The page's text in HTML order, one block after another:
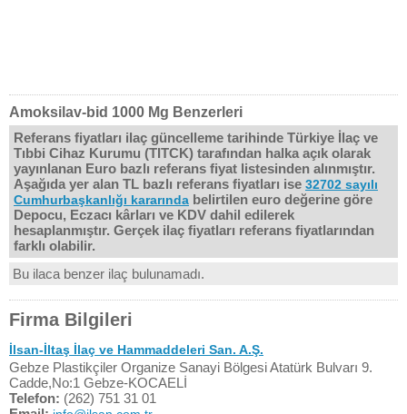
Amoksilav-bid 1000 Mg Benzerleri
Referans fiyatları ilaç güncelleme tarihinde Türkiye İlaç ve
Tıbbi Cihaz Kurumu (TITCK) tarafından halka açık olarak
yayınlanan Euro bazlı referans fiyat listesinden alınmıştır.
Aşağıda yer alan TL bazlı referans fiyatları ise 32702 sayılı
Cumhurbaşkanlığı kararında belirtilen euro değerine göre
Depocu, Eczacı kârları ve KDV dahil edilerek
hesaplanmıştır. Gerçek ilaç fiyatları referans fiyatlarından
farklı olabilir.
Bu ilaca benzer ilaç bulunamadı.
Firma Bilgileri
İlsan-İltaş İlaç ve Hammaddeleri San. A.Ş.
Gebze Plastikçiler Organize Sanayi Bölgesi Atatürk Bulvarı 9.
Cadde,No:1 Gebze-KOCAELİ
Telefon: (262) 751 31 01